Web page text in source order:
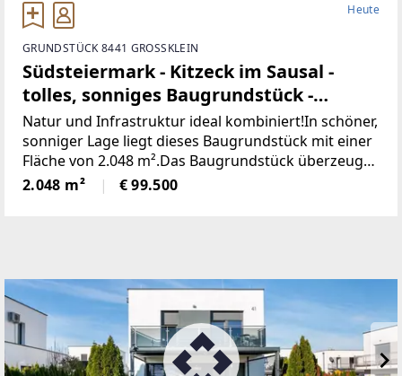
Heute
GRUNDSTÜCK 8441 GROSSKLEIN
Südsteiermark - Kitzeck im Sausal -
tolles, sonniges Baugrundstück -
vielseitig bebaubar!
Natur und Infrastruktur ideal kombiniert!In schöner,
sonniger Lage liegt dieses Baugrundstück mit einer
Fläche von 2.048 m².Das Baugrundstück überzeugt
durch seine sonnige Ausrichtung, die schöne
Umgebung und die Möglichkeit einer offenen
2.048 m² € 99.500